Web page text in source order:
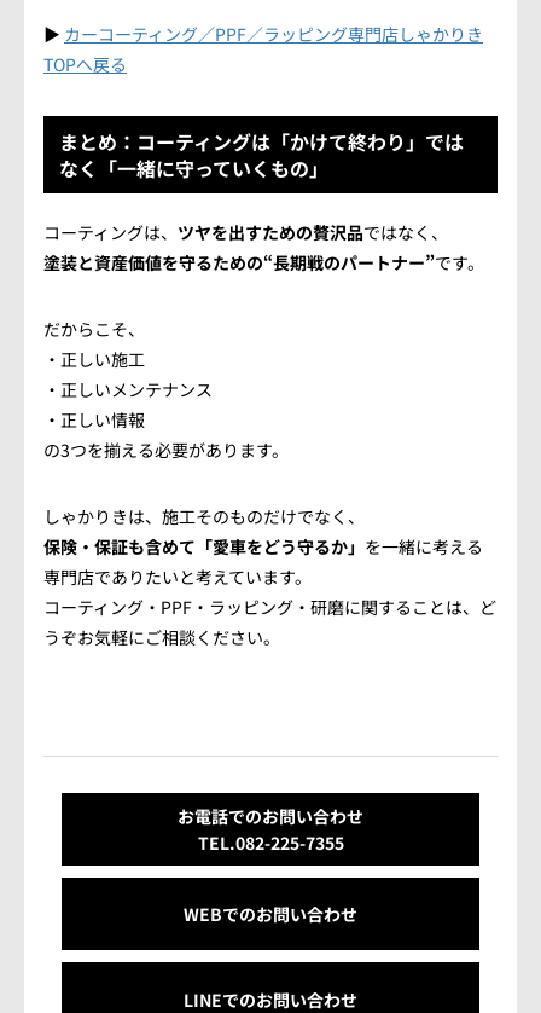
▶ カーコーティング／PPF／ラッピング専門店しゃかりき
TOPへ戻る
まとめ：コーティングは「かけて終わり」では
なく「一緒に守っていくもの」
コーティングは、 ツヤを出すための贅沢品ではなく、
塗装と資産価値を守るための“長期戦のパートナー”です。
だからこそ、
・正しい施工
・正しいメンテナンス
・正しい情報
の3つを揃える必要があります。
しゃかりきは、施工そのものだけでなく、
保険・保証も含めて「愛車をどう守るか」 を一緒に考える
専門店でありたいと考えています。
コーティング・PPF・ラッピング・研磨に関することは、ど
うぞお気軽にご相談ください。
お電話でのお問い合わせ
TEL.082-225-7355
WEBでのお問い合わせ
LINEでのお問い合わせ